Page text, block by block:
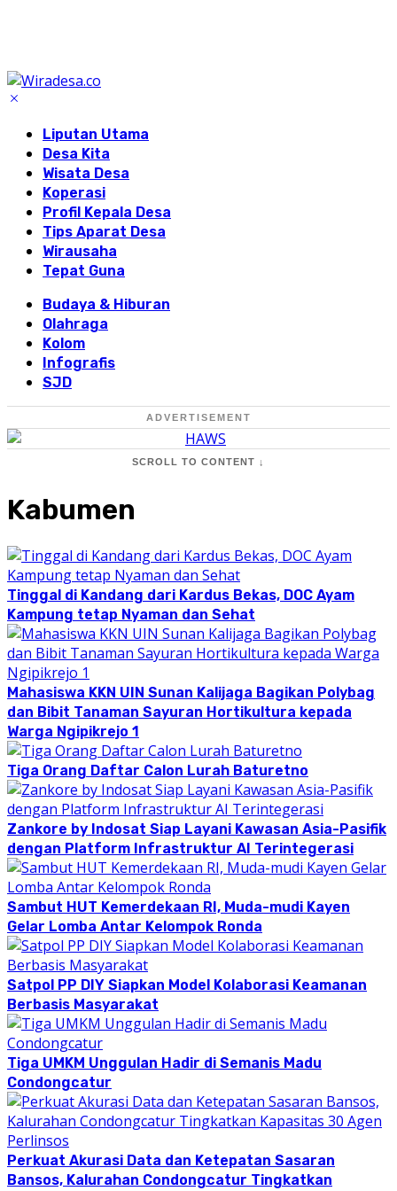
Liputan Utama
Desa Kita
Wisata Desa
Koperasi
Profil Kepala Desa
Tips Aparat Desa
Wirausaha
Tepat Guna
Budaya & Hiburan
Olahraga
Kolom
Infografis
SJD
ADVERTISEMENT
SCROLL TO CONTENT ↓
Kabumen
Tinggal di Kandang dari Kardus Bekas, DOC Ayam
Kampung tetap Nyaman dan Sehat
Mahasiswa KKN UIN Sunan Kalijaga Bagikan Polybag
dan Bibit Tanaman Sayuran Hortikultura kepada
Warga Ngipikrejo 1
Tiga Orang Daftar Calon Lurah Baturetno
Zankore by Indosat Siap Layani Kawasan Asia-Pasifik
dengan Platform Infrastruktur AI Terintegerasi
Sambut HUT Kemerdekaan RI, Muda-mudi Kayen
Gelar Lomba Antar Kelompok Ronda
Satpol PP DIY Siapkan Model Kolaborasi Keamanan
Berbasis Masyarakat
Tiga UMKM Unggulan Hadir di Semanis Madu
Condongcatur
Perkuat Akurasi Data dan Ketepatan Sasaran
Bansos, Kalurahan Condongcatur Tingkatkan